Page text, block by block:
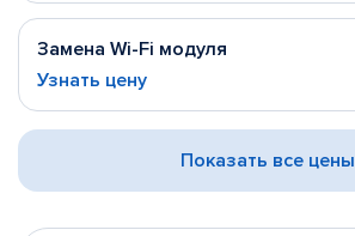
Замена Wi-Fi модуля
Узнать цену
Показать все цены